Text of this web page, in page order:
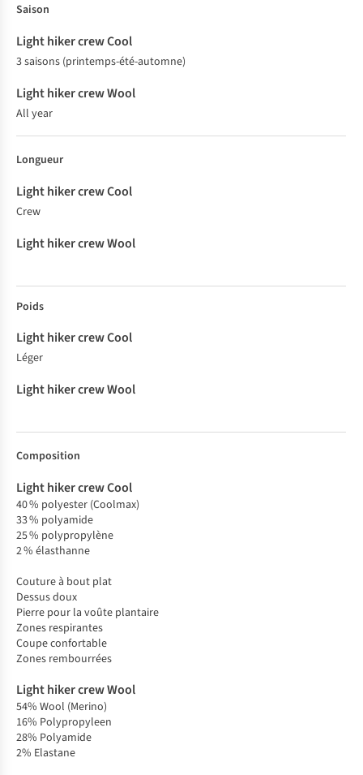
Saison
3 saisons (printemps-été-automne)
All year
Longueur
Crew
Poids
Léger
Composition
40 % polyester (Coolmax)
33 % polyamide
25 % polypropylène
2 % élasthanne
Couture à bout plat
Dessus doux
Pierre pour la voûte plantaire
Zones respirantes
Coupe confortable
Zones rembourrées
54% Wool (Merino)
16% Polypropyleen
28% Polyamide
2% Elastane